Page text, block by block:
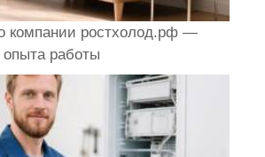
компании ростхолод.рф —
опыта работы